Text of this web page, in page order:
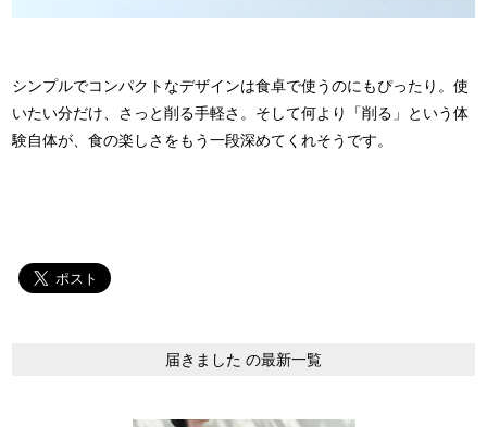
シンプルでコンパクトなデザインは食卓で使うのにもぴったり。使
いたい分だけ、さっと削る手軽さ。そして何より「削る」という体
験自体が、食の楽しさをもう一段深めてくれそうです。
届きました の最新一覧